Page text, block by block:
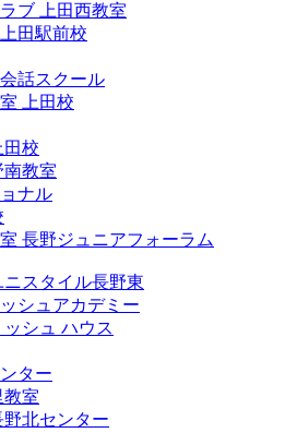
ブ 上田西教室
田駅前校
話スクール
上田校
田校
南教室
ナル
長野ジュニアフォーラム
スタイル長野東
シュアカデミー
シュ ハウス
ター
教室
北センター